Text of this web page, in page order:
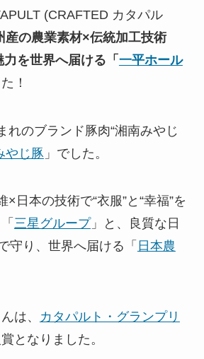
(CRAFTED カタパル
産の農業素材×伝統加工技術
を世界へ届ける「 一平ホール
！
れのブランド豚肉“湘南みやじ
やじ豚 」でした。
日本の技術で“衣服”と“幸福”を
三星グループ」と、良質な日
守り、世界へ届ける「 日本農
は、
カタパルト・グランプリ
となりました。